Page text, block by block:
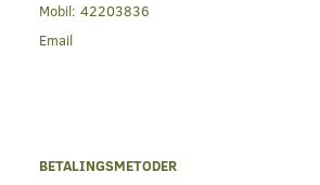
Mobil: 42203836
Email
BETALINGSMETODER